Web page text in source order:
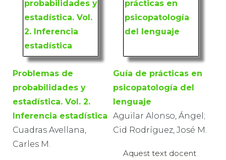
Problemas de
probabilidades y
estadística. Vol. 2.
Inferencia estadística
Cuadras Avellana,
Carles M.
Guía de prácticas en
psicopatología del
lenguaje
Aguilar Alonso, Ángel;
Cid Rodríguez, José M.
Aquest text docent